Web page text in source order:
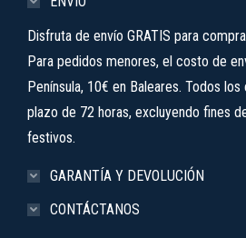
Disfruta de envío GRATIS para
Para pedidos menores, el costo de
Península, 10€ en Baleares. Todos
plazo de 72 horas, excluyendo fines
festivos.
GARANTÍA Y DEVOLUCIÓN
CONTÁCTANOS